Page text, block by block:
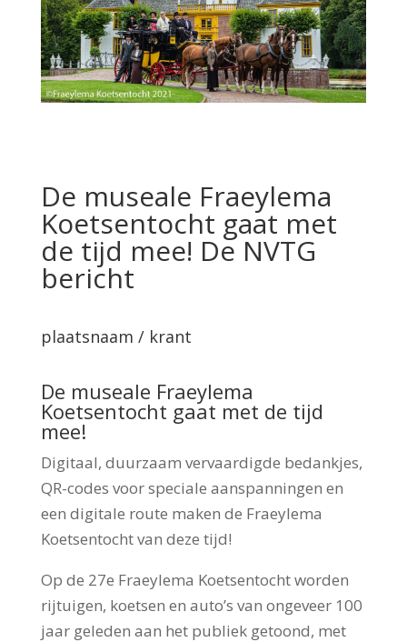
De museale Fraeylema
Koetsentocht gaat met
de tijd mee! De NVTG
bericht
plaatsnaam / krant
De museale Fraeylema
Koetsentocht gaat met de tijd
mee!
Digitaal, duurzaam vervaardigde bedankjes,
QR-codes voor speciale aanspanningen en
een digitale route maken de Fraeylema
Koetsentocht van deze tijd!
Op de 27e Fraeylema Koetsentocht worden
rijtuigen, koetsen en auto’s van ongeveer 100
jaar geleden aan het publiek getoond, met